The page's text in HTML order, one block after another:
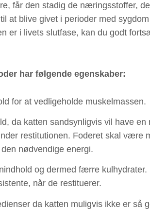
får den stadig de næringsstoffer,
at blive givet i perioder med
er i livets slutfase, kan du godt
har følgende egenskaber:
for at vedligeholde muskelmassen.
da katten sandsynligvis vil have
restitutionen. Foderet skal være
nødvendige energi.
og dermed færre
når de restituerer.
da katten muligvis ikke er så